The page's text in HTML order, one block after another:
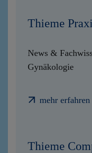
Thieme
News &
Gynäkologie
mehr erfahren
Thieme